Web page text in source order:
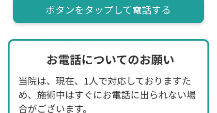
ボタンをタップして電話する